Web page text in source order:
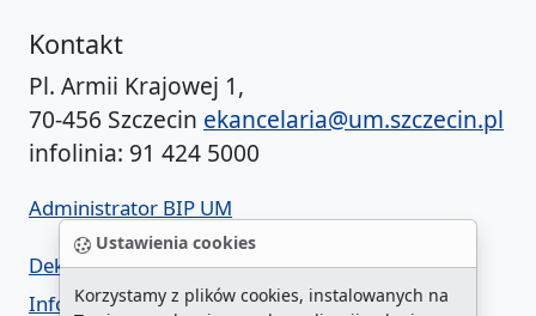
Ustawienia cookies
Korzystamy z plików cookies, instalowanych na
Kontakt
Pl. Armii Krajowej 1,
70-456 Szczecin ekancelaria@um.szczecin.pl
infolinia: 91 424 5000
Administrator BIP UM
Deklaracja dostępności
Informacja o urzędzie w ETR